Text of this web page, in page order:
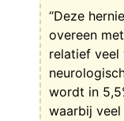
“Deze
overeen
relatief veel
wordt in
waarbij